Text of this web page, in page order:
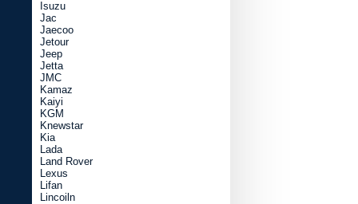
Isuzu
Jac
Jaecoo
Jetour
Jeep
Jetta
JMC
Kamaz
Kaiyi
KGM
Knewstar
Kia
Lada
Land Rover
Lexus
Lifan
Lincoiln